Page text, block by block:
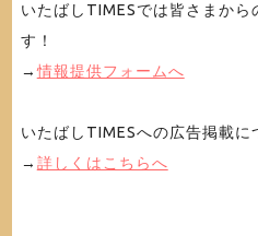
いたばしTIMESでは皆さまから
す！
→情報提供フォームへ
いたばしTIMESへの広告掲載に
→ 詳しくはこちらへ